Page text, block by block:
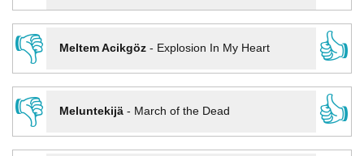
👎
Meltem Acikgöz- Explosion In My Heart
👍
👎
Meluntekijä- March of the Dead
👍